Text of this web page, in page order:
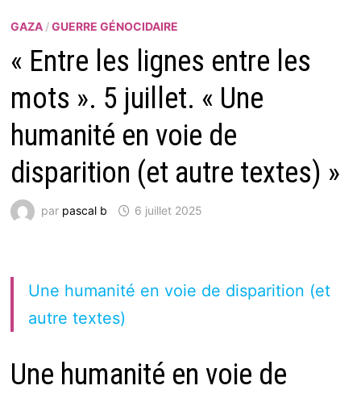
GAZA/GUERRE GÉNOCIDAIRE
« Entre les lignes entre les
mots ». 5 juillet. « Une
humanité en voie de
disparition (et autre textes) »
par pascal b 6 juillet 2025
Une humanité en voie de disparition (et
autre textes)
Une humanité en voie de